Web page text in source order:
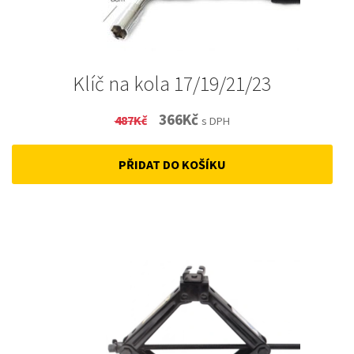
Klíč na kola 17/19/21/23
487Kč
Original
price
was:
366KčCurrent
price
is:
s DPH
PŘIDAT DO KOŠÍKU